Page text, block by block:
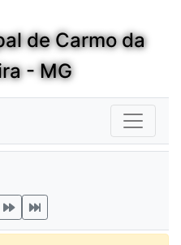
de Carmo da
- MG